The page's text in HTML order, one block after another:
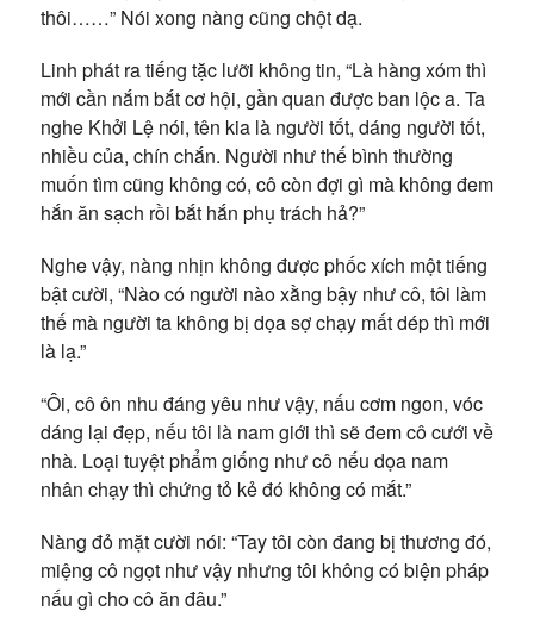
thôi……” Nói xong nàng cũng chột dạ.
Linh phát ra tiếng tặc lưỡi không tin, “Là hàng xóm thì
mới cần nắm bắt cơ hội, gần quan được ban lộc a. Ta
nghe Khởi Lệ nói, tên kia là người tốt, dáng người tốt,
nhiều của, chín chắn. Người như thế bình thường
muốn tìm cũng không có, cô còn đợi gì mà không đem
hắn ăn sạch rồi bắt hắn phụ trách hả?”
Nghe vậy, nàng nhịn không được phốc xích một tiếng
bật cười, “Nào có người nào xằng bậy như cô, tôi làm
thế mà người ta không bị dọa sợ chạy mất dép thì mới
là lạ.”
“Ôi, cô ôn nhu đáng yêu như vậy, nấu cơm ngon, vóc
dáng lại đẹp, nếu tôi là nam giới thì sẽ đem cô cưới về
nhà. Loại tuyệt phẩm giống như cô nếu dọa nam
nhân chạy thì chứng tỏ kẻ đó không có mắt.”
Nàng đỏ mặt cười nói: “Tay tôi còn đang bị thương đó,
miệng cô ngọt như vậy nhưng tôi không có biện pháp
nấu gì cho cô ăn đâu.”